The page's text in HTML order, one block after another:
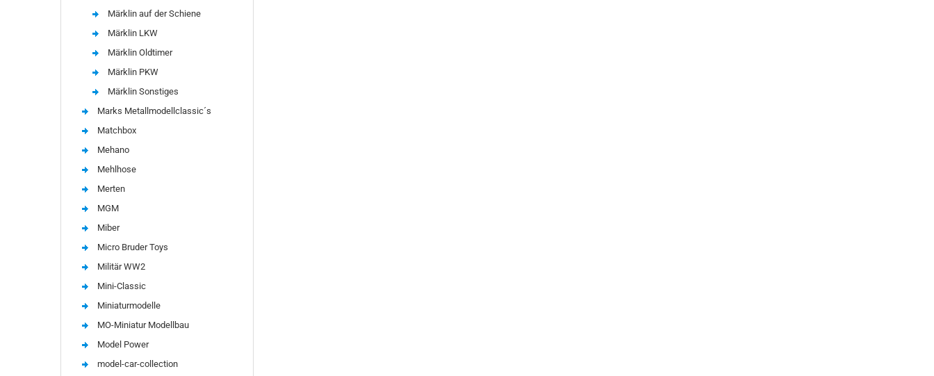
Märklin auf der Schiene
Märklin LKW
Märklin Oldtimer
Märklin PKW
Märklin Sonstiges
Marks Metallmodellclassic´s
Matchbox
Mehano
Mehlhose
Merten
MGM
Miber
Micro Bruder Toys
Militär WW2
Mini-Classic
Miniaturmodelle
MO-Miniatur Modellbau
Model Power
model-car-collection